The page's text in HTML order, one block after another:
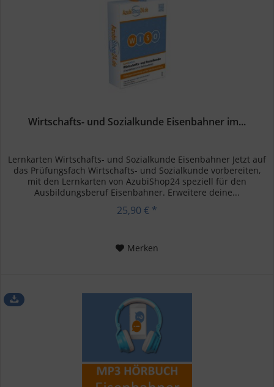
Wirtschafts- und Sozialkunde Eisenbahner im...
Lernkarten Wirtschafts- und Sozialkunde Eisenbahner Jetzt auf
das Prüfungsfach Wirtschafts- und Sozialkunde vorbereiten,
mit den Lernkarten von AzubiShop24 speziell für den
Ausbildungsberuf Eisenbahner. Erweitere deine...
25,90 € *
Merken